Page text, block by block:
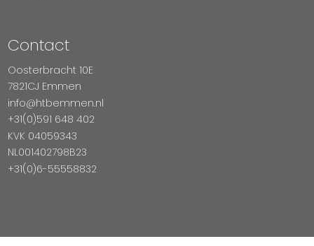
Contact
Oosterbracht 10E
7821CJ Emmen
info@htbemmen.nl
+31(0)591 648 402
KVK 04059343
NL001402798B23
+31(0)6-55558832